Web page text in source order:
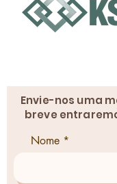
Envie-nos uma
breve
Nome